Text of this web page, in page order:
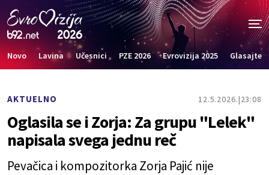
Novo Lavina Učesnici PZE 2026 Evrovizija 2025 Glasajte
AKTUELNO 12.5.2026. 23:08
Oglasila se i Zorja: Za grupu "Lelek"
napisala svega jednu reč
Pevačica i kompozitorka Zorja Pajić nije